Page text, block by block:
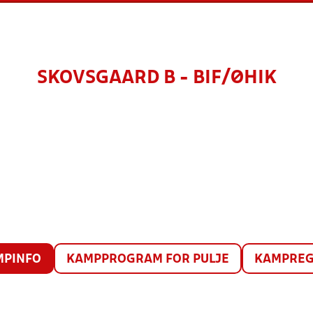
SKOVSGAARD B - BIF/ØHIK
KAMPPROGRAM FOR PULJE